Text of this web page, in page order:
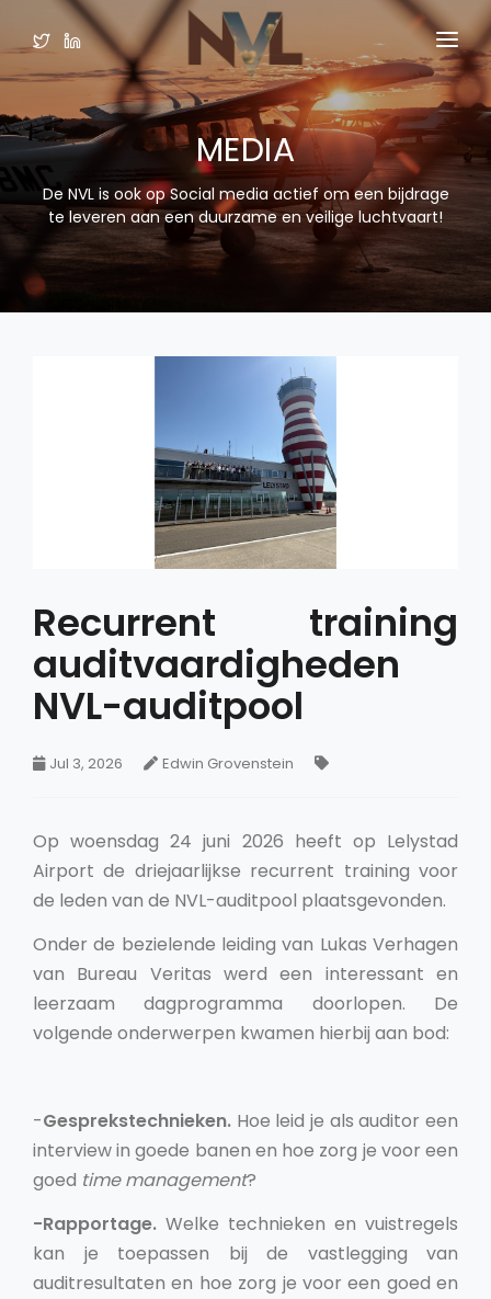
ORGANISATIE
LEDEN
VAKGROEPEN
PUBLICATIES
MEDIA
De NVL is ook op Social media actief om een bijdrage
te leveren aan een duurzame en veilige luchtvaart!
Recurrent training
auditvaardigheden
NVL-auditpool
Jul 3, 2026 Edwin Grovenstein
Op woensdag 24 juni 2026 heeft op Lelystad
Airport de driejaarlijkse recurrent training voor
de leden van de NVL-auditpool plaatsgevonden.
Onder de bezielende leiding van Lukas Verhagen
van Bureau Veritas werd een interessant en
leerzaam dagprogramma doorlopen. De
volgende onderwerpen kwamen hierbij aan bod:
-Gesprekstechnieken. Hoe leid je als auditor een
interview in goede banen en hoe zorg je voor een
goed time management?
-Rapportage. Welke technieken en vuistregels
kan je toepassen bij de vastlegging van
auditresultaten en hoe zorg je voor een goed en